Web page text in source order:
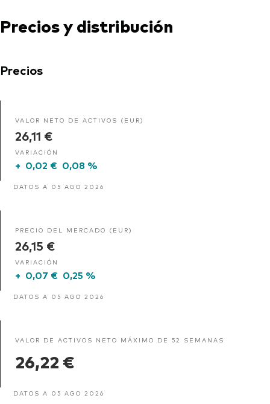
Precios y distribución
Precios
VALOR NETO DE ACTIVOS (EUR)
26,11 €
VARIACIÓN
+ 0,02 € 0,08 %
DATOS A 05 AGO 2026
PRECIO DEL MERCADO (EUR)
26,15 €
VARIACIÓN
+ 0,07 € 0,25 %
DATOS A 05 AGO 2026
VALOR DE ACTIVOS NETO MÁXIMO DE 52 SEMANAS
26,22 €
DATOS A 05 AGO 2026